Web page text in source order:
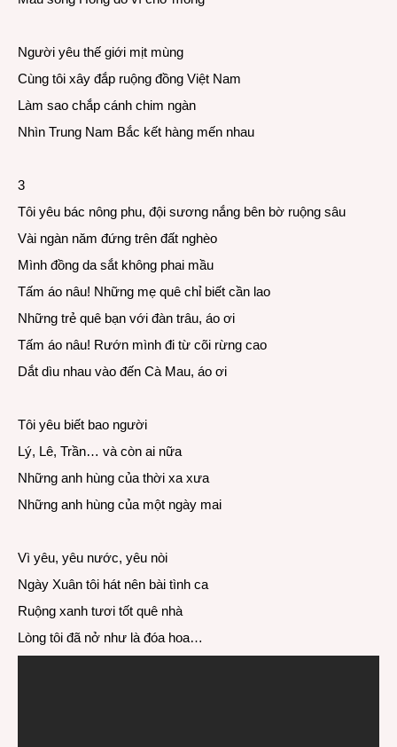
Người yêu thế giới mịt mùng
Cùng tôi xây đắp ruộng đồng Việt Nam
Làm sao chắp cánh chim ngàn
Nhìn Trung Nam Bắc kết hàng mến nhau
3
Tôi yêu bác nông phu, đội sương nắng bên bờ ruộng sâu
Vài ngàn năm đứng trên đất nghèo
Mình đồng da sắt không phai mầu
Tấm áo nâu! Những mẹ quê chỉ biết cần lao
Những trẻ quê bạn với đàn trâu, áo ơi
Tấm áo nâu! Rướn mình đi từ cõi rừng cao
Dắt dìu nhau vào đến Cà Mau, áo ơi
Tôi yêu biết bao người
Lý, Lê, Trần… và còn ai nữa
Những anh hùng của thời xa xưa
Những anh hùng của một ngày mai
Vì yêu, yêu nước, yêu nòi
Ngày Xuân tôi hát nên bài tình ca
Ruộng xanh tươi tốt quê nhà
Lòng tôi đã nở như là đóa hoa…